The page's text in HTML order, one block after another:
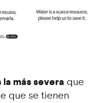
la más severa que
que se tienen